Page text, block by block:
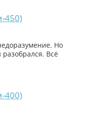
450)
Но
Всё
400)